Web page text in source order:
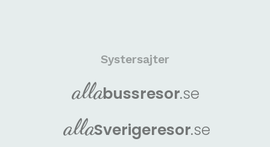
Systersajter
allabussresor.se
allaSverigeresor.se